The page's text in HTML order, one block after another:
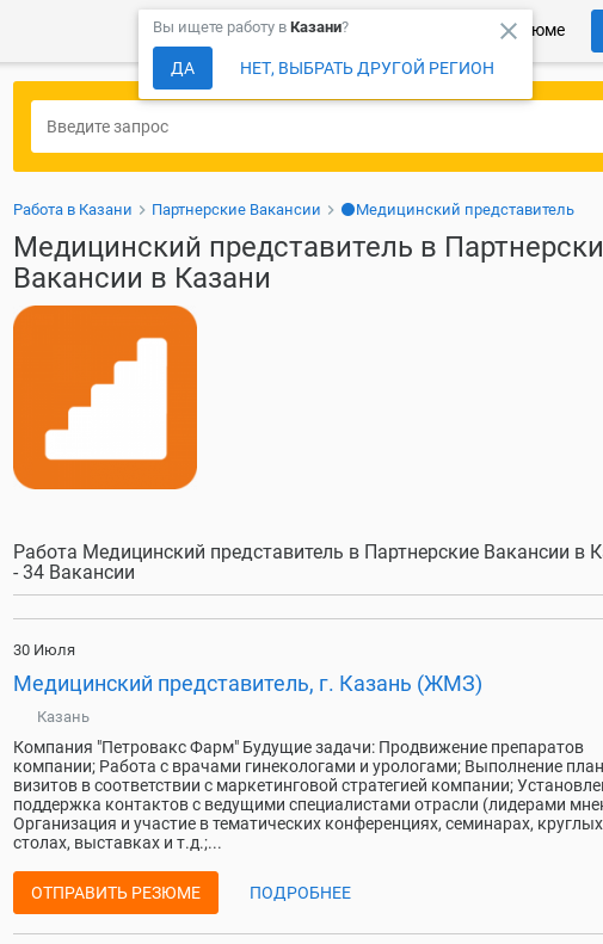
Более 150 000 компаний ждут Ваше резюме
close
Вы ищете работу в Казани?
ДА НЕТ, ВЫБРАТЬ ДРУГОЙ РЕГИОН
Работа в Казани Партнерские Вакансии ⚫Медицинский представитель
Медицинский представитель в
Вакансии в Казани
Работа Медицинский представитель в Партнерские Вакансии в
- 34 Вакансии
30 Июля
Медицинский представитель, г. Казань (ЖМЗ)
Казань
Компания "Петровакс Фарм" Будущие задачи: Продвижение препаратов
компании; Работа с врачами гинекологами и урологами; Выполнение
визитов в соответствии с маркетинговой стратегией компании;
поддержка контактов с ведущими специалистами отрасли (лидерами
Организация и участие в тематических конференциях, семинарах, круглых
столах, выставках и т.д.;...
ОТПРАВИТЬ РЕЗЮМЕ ПОДРОБНЕЕ